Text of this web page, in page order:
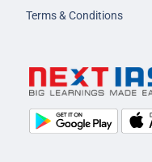
Terms & Conditions